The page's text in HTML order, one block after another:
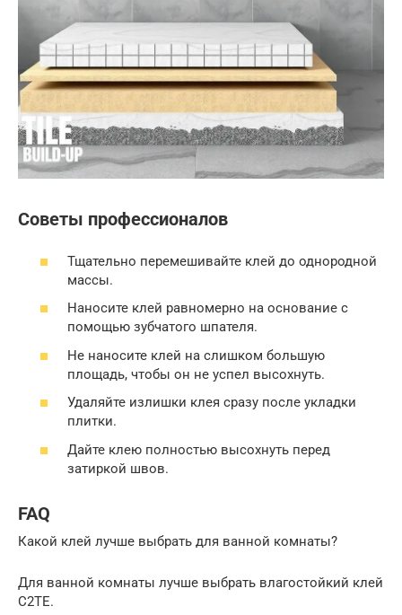
Советы профессионалов
Тщательно перемешивайте клей до однородной
массы.
Наносите клей равномерно на основание с
помощью зубчатого шпателя.
Не наносите клей на слишком большую
площадь, чтобы он не успел высохнуть.
Удаляйте излишки клея сразу после укладки
плитки.
Дайте клею полностью высохнуть перед
затиркой швов.
FAQ
Какой клей лучше выбрать для ванной комнаты?
Для ванной комнаты лучше выбрать влагостойкий клей
C2TE.